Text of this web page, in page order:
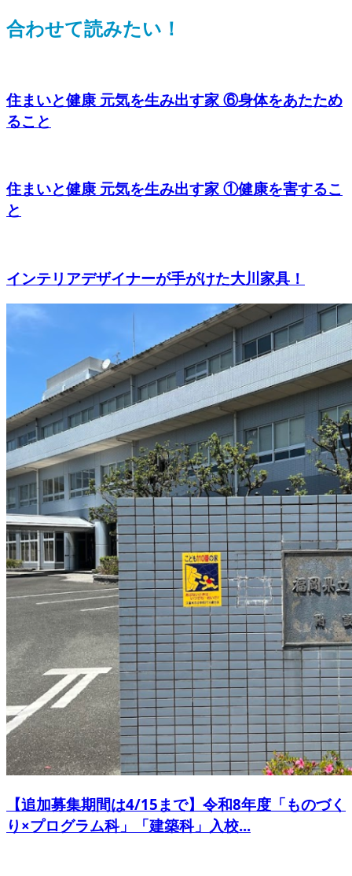
合わせて読みたい！
住まいと健康 元気を生み出す家 ⑥身体をあたため
ること
住まいと健康 元気を生み出す家 ①健康を害するこ
と
インテリアデザイナーが手がけた大川家具！
【追加募集期間は4/15まで】令和8年度「ものづく
り×プログラム科」「建築科」入校...